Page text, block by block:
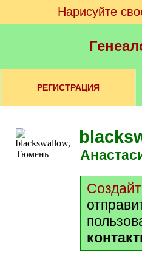
Нарисуйте
РЕГИСТРАЦИЯ